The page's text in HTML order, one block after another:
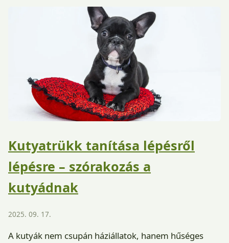
Kutyatrükk tanítása lépésről
lépésre – szórakozás a
kutyádnak
2025. 09. 17.
A kutyák nem csupán háziállatok, hanem hűséges